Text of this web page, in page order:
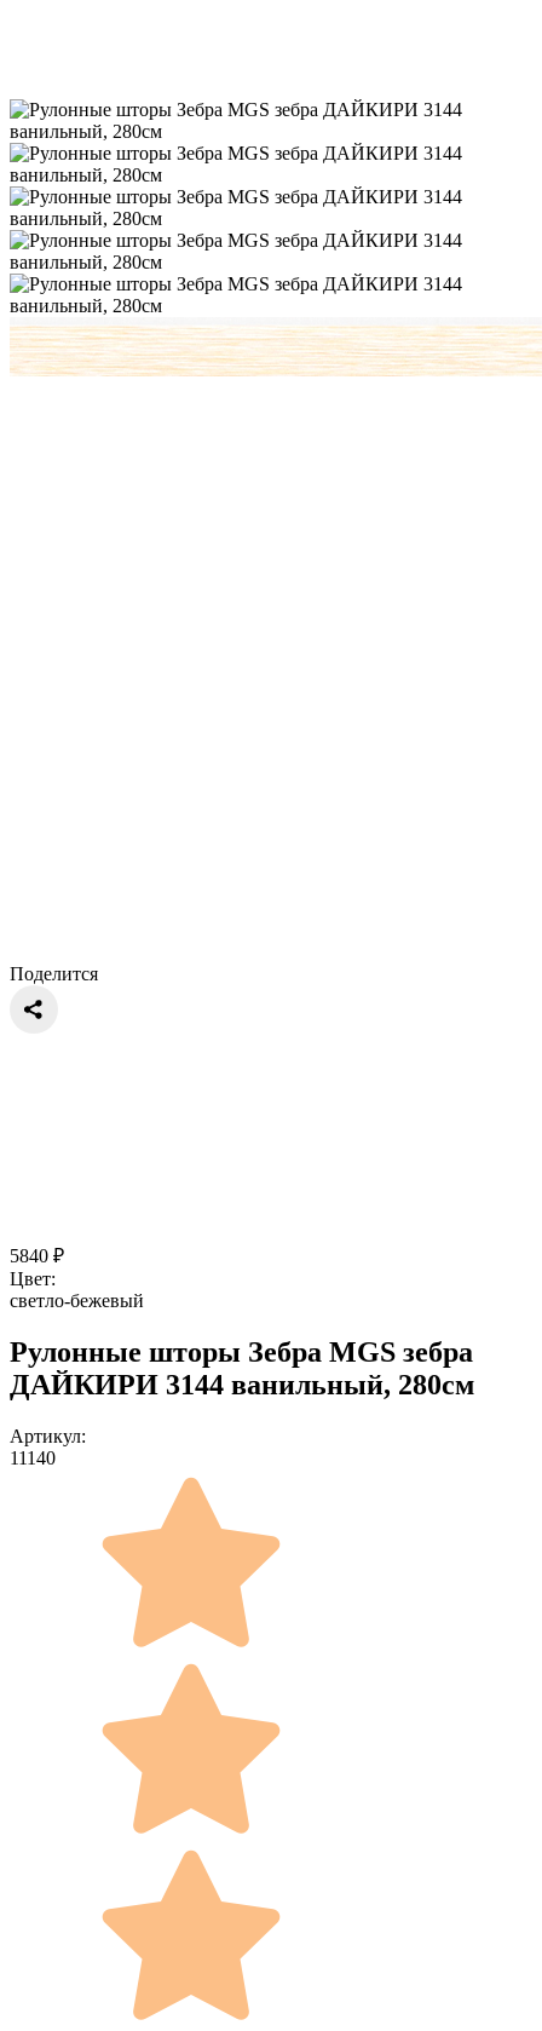
Поделится
5840 ₽
Цвет:
светло-бежевый
Рулонные шторы Зебра MGS зебра
ДАЙКИРИ 3144 ванильный, 280см
Артикул:
11140